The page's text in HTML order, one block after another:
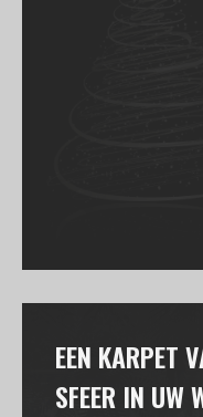
EEN KARPET
SFEER IN UW